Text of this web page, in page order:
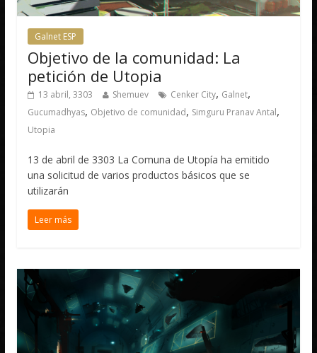
Galnet ESP
Objetivo de la comunidad: La
petición de Utopia
13 abril, 3303 Shemuev Cenker City, Galnet,
Gucumadhyas, Objetivo de comunidad, Simguru Pranav Antal,
Utopia
13 de abril de 3303 La Comuna de Utopía ha emitido
una solicitud de varios productos básicos que se
utilizarán
Leer más